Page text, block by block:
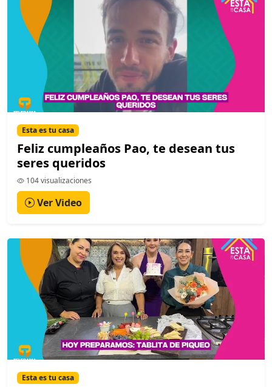
Esta es tu casa
Feliz cumpleaños Pao, te desean tus
seres queridos
104 visualizaciones
Ver Video
Esta es tu casa